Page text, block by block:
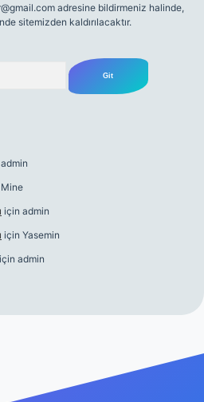
adresine bildirmeniz halinde,
sitemizden kaldırılacaktır.
admin
Mine
için admin
için Yasemin
için admin